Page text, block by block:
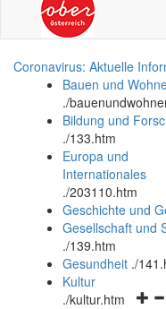
Coronavirus: Aktuelle
Bauen und
./
Bildung und
./133.htm
Europa und
Internationales
./203110.htm
Geschichte und
Gesellschaft und
./139.htm
Gesundheit ./
Kultur
./kultur.htm